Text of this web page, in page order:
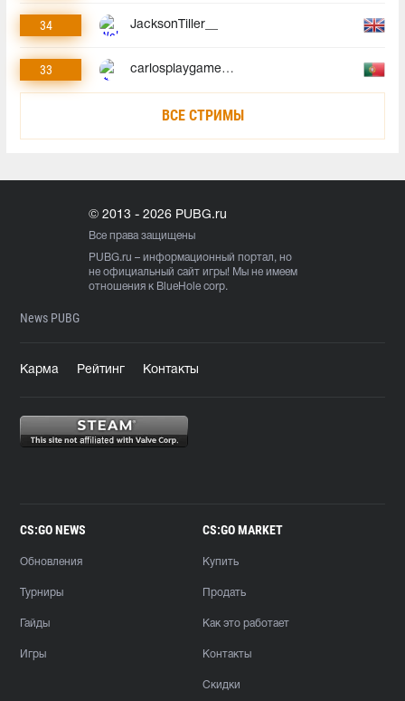
34 JacksonTiller__
33 carlosplaygames23
ВСЕ СТРИМЫ
© 2013 - 2026 PUBG.ru
Все права защищены
PUBG.ru – информационный портал, но
не официальный сайт игры! Мы не имеем
отношения к BlueHole corp.
News PUBG
Карма Рейтинг Контакты
CS:GO NEWS
Обновления
Турниры
Гайды
Игры
CS:GO MARKET
Купить
Продать
Как это работает
Контакты
Скидки